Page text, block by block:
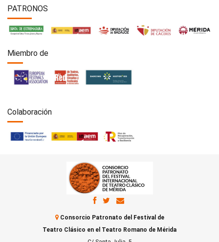
PATRONOS
Miembro de
Colaboración
Consorcio Patronato del Festival de
Teatro Clásico en el Teatro Romano de Mérida